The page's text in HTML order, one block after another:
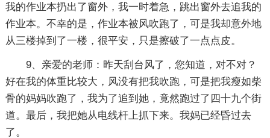
我的作业本扔出了窗外，我一时着急，跳出窗外去追我的
作业本。不幸的是，作业本被风吹跑了，可是我却意外地
从三楼掉到了一楼，很平安，只是擦破了一点点皮。
9、亲爱的老师：昨天刮台风了，您知道，对不对？
好在我的体重比较大，风没有把我吹跑，可是把我瘦如柴
骨的妈妈吹跑了，我为了追到她，竟然跑过了四十九个街
道。最后，我把她从电线杆上抓下来。我妈已经昏过去
了。